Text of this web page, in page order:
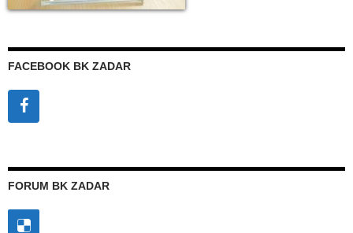
FACEBOOK BK ZADAR
FORUM BK ZADAR